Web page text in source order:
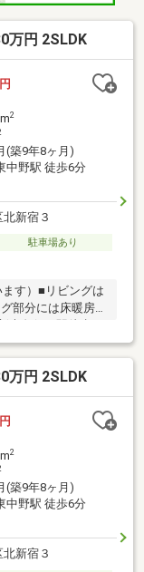
万円 2SLDK
2
(築9年8ヶ月)
中野駅 徒歩6分
新宿３
駐車場あり
す）■リビングは
部分には床暖房有
徒歩6分（約
で徒歩6分（約
）・淀橋第四小学
の幅員により約
万円 2SLDK
2
(築9年8ヶ月)
中野駅 徒歩6分
新宿３